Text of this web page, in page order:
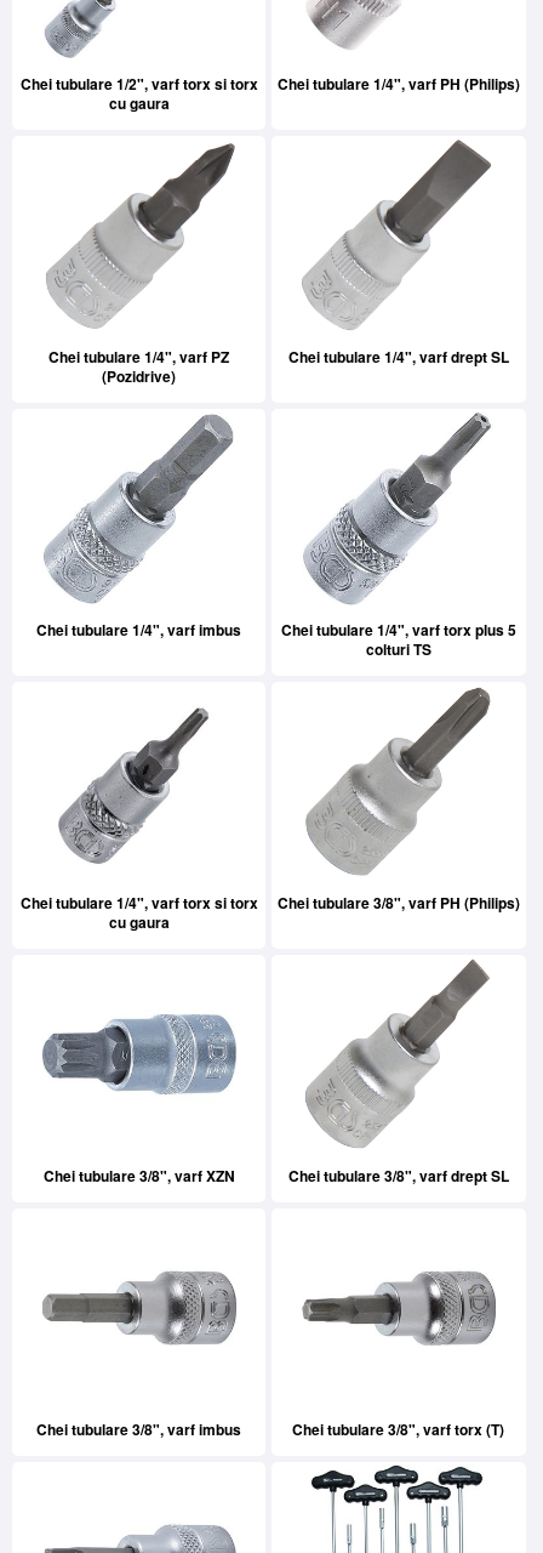
Chei tubulare 1/2", varf torx si torx
cu gaura
Chei tubulare 1/4", varf PH (Philips)
Chei tubulare 1/4", varf PZ
(Pozidrive)
Chei tubulare 1/4", varf drept SL
Chei tubulare 1/4", varf imbus
Chei tubulare 1/4", varf torx plus 5
colturi TS
Chei tubulare 1/4", varf torx si torx
cu gaura
Chei tubulare 3/8", varf PH (Philips)
Chei tubulare 3/8", varf XZN Chei tubulare 3/8", varf drept SL
Chei tubulare 3/8", varf imbus Chei tubulare 3/8", varf torx (T)